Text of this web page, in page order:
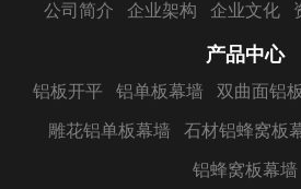
公司简介 企业架构 企业文化
产品中心
铝板开平 铝单板幕墙 双曲面铝
雕花铝单板幕墙 石材铝蜂窝板
铝蜂窝板幕墙